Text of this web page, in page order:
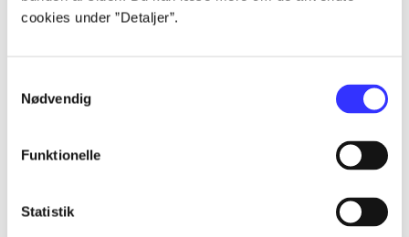
cookies under ”Detaljer”.
Nødvendig
Funktionelle
Statistik
...
...
...